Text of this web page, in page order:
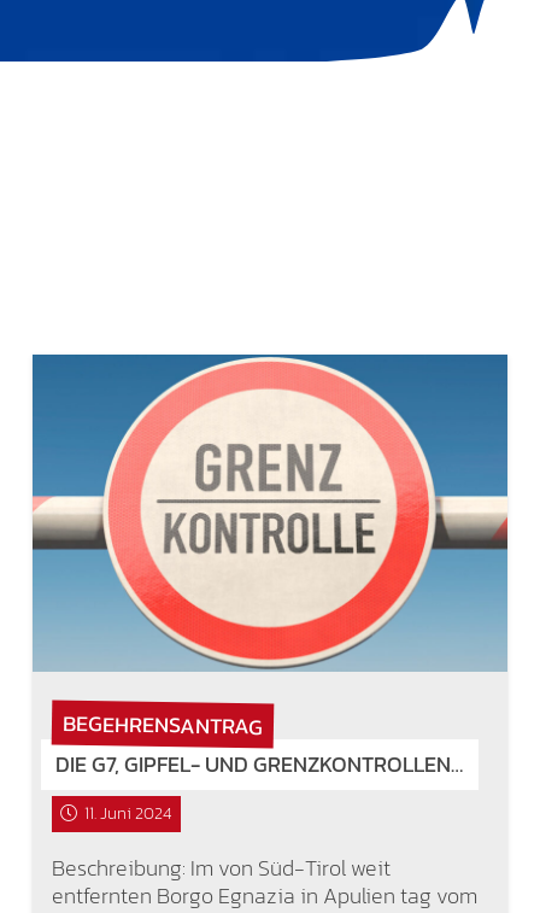
BEGEHRENSANTRAG
DIE G7, GIPFEL- UND GRENZKONTROLLEN…
11. Juni 2024
Beschreibung: Im von Süd-Tirol weit
entfernten Borgo Egnazia in Apulien tag vom